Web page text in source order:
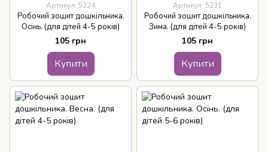
Артикул: 5224
Робочий зошит дошкільника.
Осінь. (для дітей 4-5 років)
105 грн
Купити
Артикул: 5231
Робочий зошит дошкільника.
Зима. (для дітей 4-5 років)
105 грн
Купити